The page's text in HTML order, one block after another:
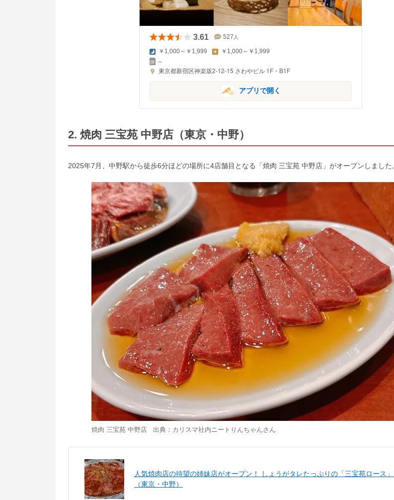
3.61 527 人
￥1,000～￥1,999 ￥1,000～￥1,999
–
東京都新宿区神楽坂2-12-15 さわやビル 1F・B1F
アプリで開く
2. 焼肉 三宝苑 中野店（東京・中野）
2025年7月、中野駅から徒歩6分ほどの場所に4店舗目となる「焼肉 三宝苑 中野店」がオープンしました
焼肉 三宝苑 中野店 出典： カリスマ社内ニートりんちゃんさん
人気焼肉店の待望の姉妹店がオープン！ しょうがタレたっぷりの「三宝苑ロース
（東京・中野）